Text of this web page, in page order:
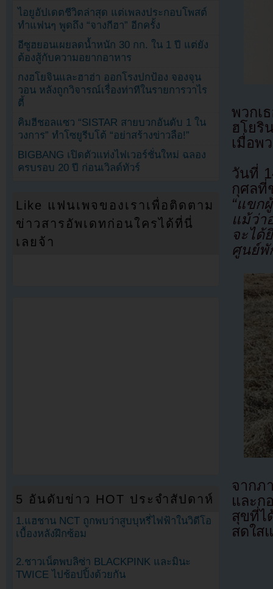
พวกเ
ฮโยริ
เมื่อพ
วันที่
กุศลที่
“แขก
แม้ว่า
จะได้
ศูนย์พั
จากภ
และก
สุขที่ไ
สดใส
ไอยูอัปเดตชีวิตล่าสุด แต่เพลงประกอบโพสต์
ทำแฟนๆ พูดถึง “จางกีฮา” อีกครั้ง
อีซูฮยอนเผยลดน้ำหนัก 30 กก. ใน 1 ปี แต่ยัง
ต้องสู้กับความอยากอาหาร
กงฮโยจินและฮาฮ่า ออกโรงปกป้อง จองจุน
วอน หลังถูกวิจารณ์เรื่องท่าทีในรายการวาไร
ตี้
คิมฮีชอลแซว “SISTAR สายบวกอันดับ 1 ใน
วงการ” ทำโซยูรีบโต้ “อย่าสร้างข่าวลือ!”
BIGBANG เปิดตัวแท่งไฟเวอร์ชั่นใหม่ ฉลอง
ครบรอบ 20 ปี ก่อนเวิลด์ทัวร์
Like แฟนเพจของเราเพื่อติดตาม
ข่าวสารอัพเดทก่อนใครได้ที่นี่
เลยจ้า
5 อันดับข่าว HOT ประจำสัปดาห์
1.แฮชาน NCT ถูกพบว่าสูบบุหรี่ไฟฟ้าในวิดีโอ
เบื้องหลังฝึกซ้อม
2.ชาวเน็ตพบลิซ่า BLACKPINK และมินะ
TWICE ไปช้อปปิ้งด้วยกัน